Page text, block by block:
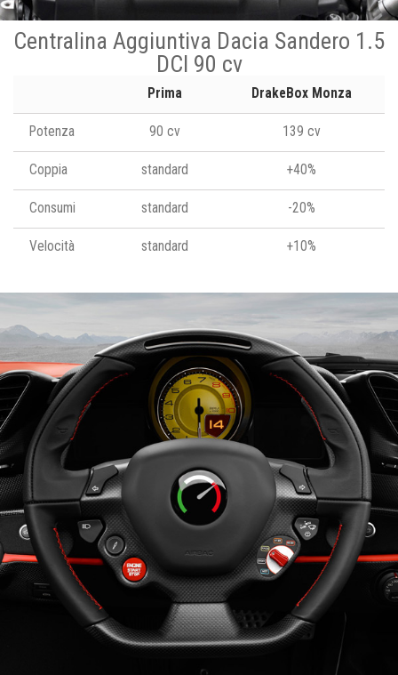
Centralina Aggiuntiva Dacia Sandero 1.5
DCI 90 cv
Prima DrakeBox Monza
Potenza 90 cv 139 cv
Coppia standard +40%
Consumi standard -20%
Velocità standard +10%